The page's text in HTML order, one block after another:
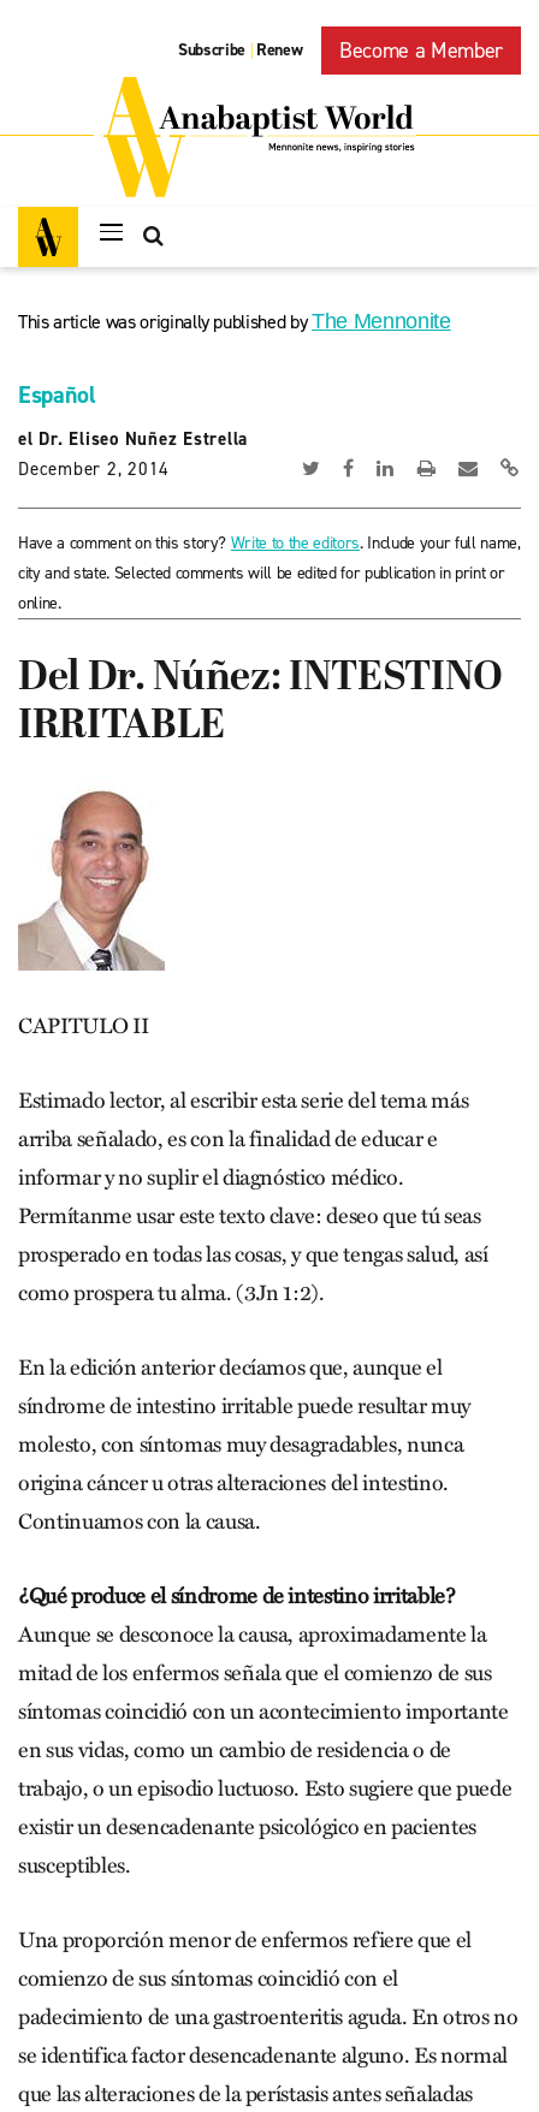
Subscribe | Renew Become a Member
This article was originally published byThe Mennonite
Español
el Dr. Eliseo Nuñez Estrella
December 2, 2014
Have a comment on this story? Write to the editors. Include your full name,
city and state. Selected comments will be edited for publication in print or
online.
Del Dr. Núñez: INTESTINO
IRRITABLE
CAPITULO II
Estimado lector, al escribir esta serie del tema más
arriba señalado, es con la finalidad de educar e
informar y no suplir el diagnóstico médico.
Permítanme usar este texto clave: deseo que tú seas
prosperado en todas las cosas, y que tengas salud, así
como prospera tu alma. (3Jn 1:2).
En la edición anterior decíamos que, aunque el
síndrome de intestino irritable puede resultar muy
molesto, con síntomas muy desagradables, nunca
origina cáncer u otras alteraciones del intestino.
Continuamos con la causa.
¿Qué produce el síndrome de intestino irritable?
Aunque se desconoce la causa, aproximadamente la
mitad de los enfermos señala que el comienzo de sus
síntomas coincidió con un acontecimiento importante
en sus vidas, como un cambio de residencia o de
trabajo, o un episodio luctuoso. Esto sugiere que puede
existir un desencadenante psicológico en pacientes
susceptibles.
Una proporción menor de enfermos refiere que el
comienzo de sus síntomas coincidió con el
padecimiento de una gastroenteritis aguda. En otros no
se identifica factor desencadenante alguno. Es normal
que las alteraciones de la perístasis antes señaladas